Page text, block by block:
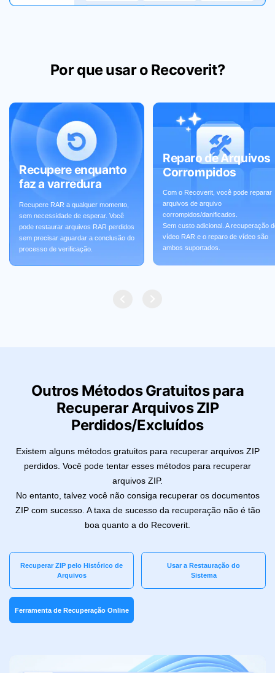
Por que usar o Recoverit?
Recupere enquanto
faz a varredura
Recupere RAR a qualquer momento,
sem necessidade de esperar. Você
pode restaurar arquivos RAR perdidos
sem precisar aguardar a conclusão do
processo de verificação.
Reparo de Arquivos
Corrompidos
Com o Recoverit, você pode reparar
arquivos de arquivo
corrompidos/danificados.
Sem custo adicional. A recuperação
vídeo RAR e o reparo de vídeo são
ambos suportados.
Outros Métodos Gratuitos para
Recuperar Arquivos ZIP
Perdidos/Excluídos
Existem alguns métodos gratuitos para recuperar arquivos ZIP
perdidos. Você pode tentar esses métodos para recuperar
arquivos ZIP.
No entanto, talvez você não consiga recuperar os documentos
ZIP com sucesso. A taxa de sucesso da recuperação não é tão
boa quanto a do Recoverit.
Recuperar ZIP pelo Histórico de
Arquivos
Usar a Restauração do
Sistema
Ferramenta de Recuperação Online